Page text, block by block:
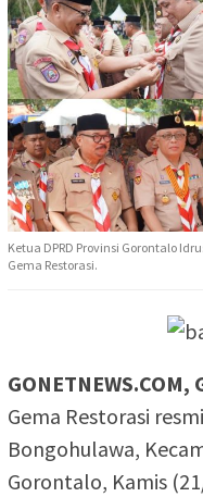
Ketua DPRD Provinsi Gorontalo
Gema Restorasi.
Gema Restorasi
Bongohulawa,
Gorontalo, Kamis